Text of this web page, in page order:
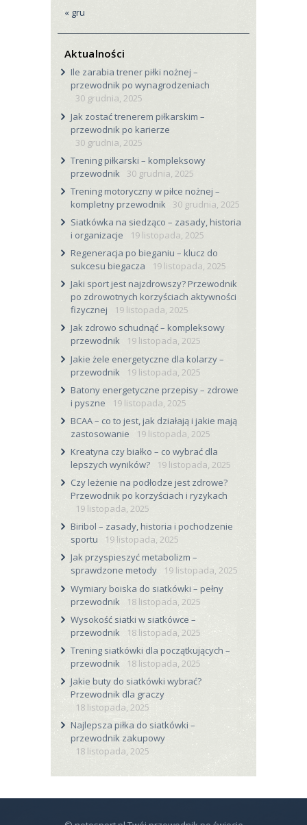
« gru
Aktualności
Ile zarabia trener piłki nożnej –
przewodnik po wynagrodzeniach
30 grudnia, 2025
Jak zostać trenerem piłkarskim –
przewodnik po karierze
30 grudnia, 2025
Trening piłkarski – kompleksowy
przewodnik
30 grudnia, 2025
Trening motoryczny w piłce nożnej –
kompletny przewodnik 30 grudnia, 2025
Siatkówka na siedząco – zasady, historia
i organizacje
19 listopada, 2025
Regeneracja po bieganiu – klucz do
sukcesu biegacza
19 listopada, 2025
Jaki sport jest najzdrowszy? Przewodnik
po zdrowotnych korzyściach aktywności
fizycznej
19 listopada, 2025
Jak zdrowo schudnąć – kompleksowy
przewodnik
19 listopada, 2025
Jakie żele energetyczne dla kolarzy –
przewodnik
19 listopada, 2025
Batony energetyczne przepisy – zdrowe
i pyszne
19 listopada, 2025
BCAA – co to jest, jak działają i jakie mają
zastosowanie
19 listopada, 2025
Kreatyna czy białko – co wybrać dla
lepszych wyników?
19 listopada, 2025
Czy leżenie na podłodze jest zdrowe?
Przewodnik po korzyściach i ryzykach
19 listopada, 2025
Biribol – zasady, historia i pochodzenie
sportu
19 listopada, 2025
Jak przyspieszyć metabolizm –
sprawdzone metody
19 listopada, 2025
Wymiary boiska do siatkówki – pełny
przewodnik
18 listopada, 2025
Wysokość siatki w siatkówce –
przewodnik
18 listopada, 2025
Trening siatkówki dla początkujących –
przewodnik
18 listopada, 2025
Jakie buty do siatkówki wybrać?
Przewodnik dla graczy
18 listopada, 2025
Najlepsza piłka do siatkówki –
przewodnik zakupowy
18 listopada, 2025